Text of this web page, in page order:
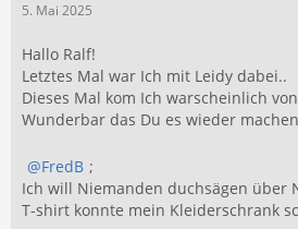
5. Mai 2025
Hallo Ralf!
Letztes Mal war Ich mit Leidy dabei..
Dieses Mal kom Ich warscheinlich
Wunderbar das Du es wieder
FredB ;
Ich will Niemanden duchsägen über
T-shirt konnte mein Kleiderschrank